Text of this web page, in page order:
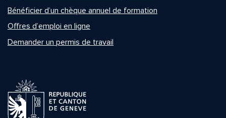
Bénéficier d’un chèque annuel de formation
Offres d’emploi en ligne
Demander un permis de travail